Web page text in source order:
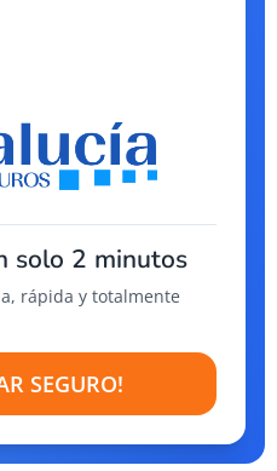
solo 2 minutos
rápida y totalmente
SEGURO!